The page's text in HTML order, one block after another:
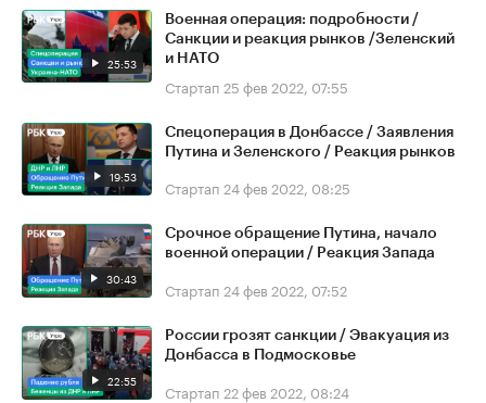
25:53
Военная операция: подробности /
Санкции и реакция рынков /Зеленский
и НАТО
Стартап 25 фев 2022, 07:55
19:53
Спецоперация в Донбассе / Заявления
Путина и Зеленского / Реакция рынков
Стартап 24 фев 2022, 08:25
30:43
Срочное обращение Путина, начало
военной операции / Реакция Запада
Стартап 24 фев 2022, 07:52
22:55
России грозят санкции / Эвакуация из
Донбасса в Подмосковье
Стартап 22 фев 2022, 08:24